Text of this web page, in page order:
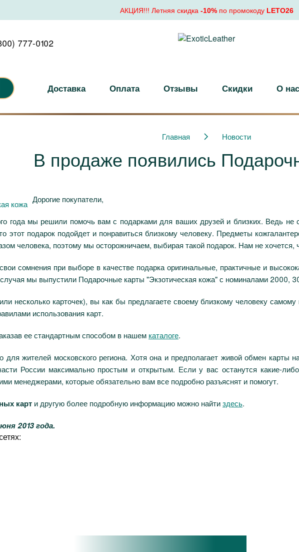
АКЦИЯ!!! Летняя скидка -10%по промокоду LETO26
777-0102
Доставка Оплата Отзывы Скидки О нас
Главная Новости
В продаже появились
Дорогие покупатели,
года мы решили помочь вам с подарками для ваших друзей и близких. Ведь
этот подарок подойдет и понравиться близкому человеку. Предметы
человека, поэтому мы осторожничаем, выбирая такой подарок. Нам не
сомнения при выборе в качестве подарка оригинальные, практичные и
мы выпустили Подарочные карты "Экзотическая кожа" с номиналами 2000,
несколько карточек), вы как бы предлагаете своему близкому человеку
использования карт.
ее стандартным способом в нашем каталоге.
для жителей московского региона. Хотя она и предполагает живой обмен
России максимально простым и открытым. Если у вас останутся какие-
менеджерами, которые обязательно вам все подробно разъяснят и помогут.
карт и другую более подробную информацию можно найтиздесь.
2013 года.